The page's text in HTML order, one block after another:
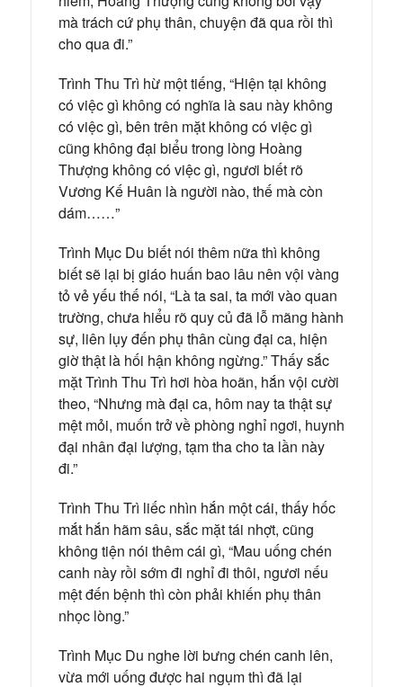
mà trách cứ phụ thân, chuyện đã qua rồi thì
cho qua đi.”
Trình Thu Trì hừ một tiếng, “Hiện tại không
có việc gì không có nghĩa là sau này không
có việc gì, bên trên mặt không có việc gì
cũng không đại biểu trong lòng Hoàng
Thượng không có việc gì, ngươi biết rõ
Vương Kế Huân là người nào, thế mà còn
dám……”
Trình Mục Du biết nói thêm nữa thì không
biết sẽ lại bị giáo huấn bao lâu nên vội vàng
tỏ vẻ yếu thế nói, “Là ta sai, ta mới vào quan
trường, chưa hiểu rõ quy củ đã lỗ mãng hành
sự, liên lụy đến phụ thân cùng đại ca, hiện
giờ thật là hối hận không ngừng.” Thấy sắc
mặt Trình Thu Trì hơi hòa hoãn, hắn vội cười
theo, “Nhưng mà đại ca, hôm nay ta thật sự
mệt mỏi, muốn trở về phòng nghỉ ngơi, huynh
đại nhân đại lượng, tạm tha cho ta lần này
đi.”
Trình Thu Trì liếc nhìn hắn một cái, thấy hốc
mắt hắn hãm sâu, sắc mặt tái nhợt, cũng
không tiện nói thêm cái gì, “Mau uống chén
canh này rồi sớm đi nghỉ đi thôi, ngươi nếu
mệt đến bệnh thì còn phải khiến phụ thân
nhọc lòng.”
Trình Mục Du nghe lời bưng chén canh lên,
vừa mới uống được hai ngụm thì đã lại